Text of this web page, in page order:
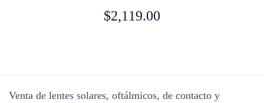
$2,119.00
Venta de lentes solares, oftálmicos, de contacto y